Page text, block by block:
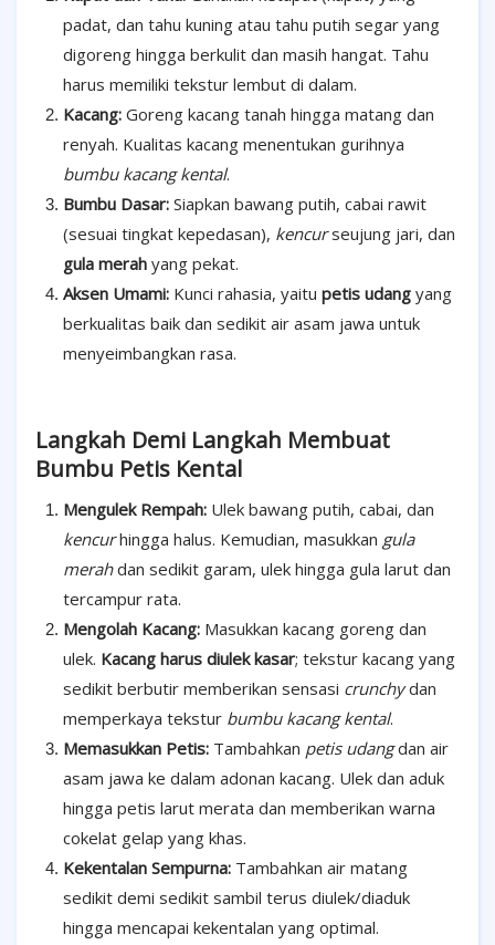
padat, dan tahu kuning atau tahu putih segar yang
digoreng hingga berkulit dan masih hangat. Tahu
harus memiliki tekstur lembut di dalam.
Kacang: Goreng kacang tanah hingga matang dan
renyah. Kualitas kacang menentukan gurihnya
bumbu kacang kental.
Bumbu Dasar: Siapkan bawang putih, cabai rawit
(sesuai tingkat kepedasan), kencurseujung jari, dan
gula merah yang pekat.
Aksen Umami: Kunci rahasia, yaitu petis udang yang
berkualitas baik dan sedikit air asam jawa untuk
menyeimbangkan rasa.
Langkah Demi Langkah Membuat
Bumbu Petis Kental
Mengulek Rempah: Ulek bawang putih, cabai, dan
kencurhingga halus. Kemudian, masukkan gula
merahdan sedikit garam, ulek hingga gula larut dan
tercampur rata.
Mengolah Kacang: Masukkan kacang goreng dan
ulek. Kacang harus diulek kasar; tekstur kacang yang
sedikit berbutir memberikan sensasi crunchydan
memperkaya tekstur bumbu kacang kental.
Memasukkan Petis: Tambahkan petis udangdan air
asam jawa ke dalam adonan kacang. Ulek dan aduk
hingga petis larut merata dan memberikan warna
cokelat gelap yang khas.
Kekentalan Sempurna: Tambahkan air matang
sedikit demi sedikit sambil terus diulek/diaduk
hingga mencapai kekentalan yang optimal.